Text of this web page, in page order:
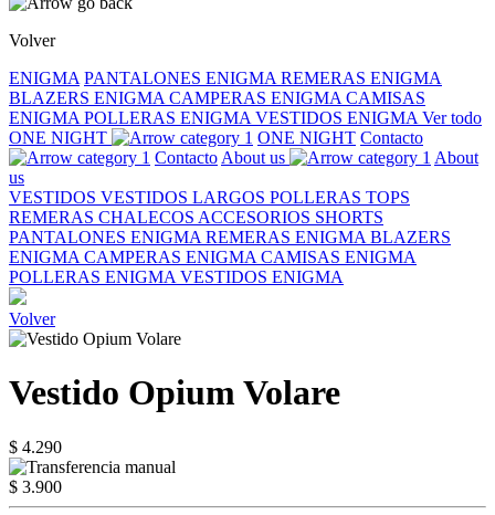
Volver
ENIGMA PANTALONES ENIGMA REMERAS ENIGMA
BLAZERS ENIGMA CAMPERAS ENIGMA CAMISAS
ENIGMA POLLERAS ENIGMA VESTIDOS ENIGMA Ver todo
ONE NIGHT
ONE NIGHT Contacto
Contacto About us
About
us
VESTIDOS VESTIDOS LARGOS POLLERAS TOPS
REMERAS CHALECOS ACCESORIOS SHORTS
PANTALONES ENIGMA REMERAS ENIGMA BLAZERS
ENIGMA CAMPERAS ENIGMA CAMISAS ENIGMA
POLLERAS ENIGMA VESTIDOS ENIGMA
Volver
Vestido Opium Volare
$ 4.290
$ 3.900